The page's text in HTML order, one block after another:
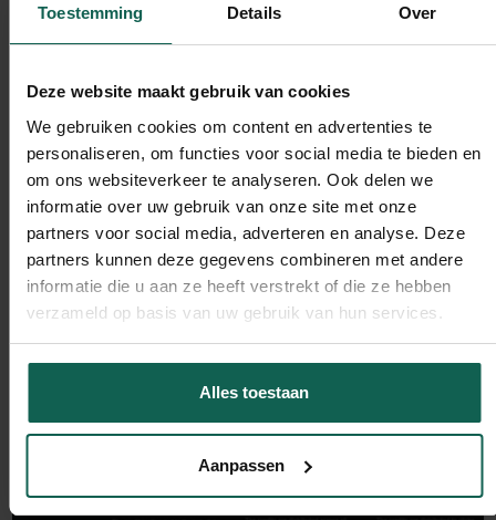
Toestemming Details Over
Deze website maakt gebruik van cookies
We gebruiken cookies om content en advertenties te
personaliseren, om functies voor social media te bieden en
om ons websiteverkeer te analyseren. Ook delen we
informatie over uw gebruik van onze site met onze
partners voor social media, adverteren en analyse. Deze
partners kunnen deze gegevens combineren met andere
informatie die u aan ze heeft verstrekt of die ze hebben
verzameld op basis van uw gebruik van hun services.
Alles toestaan
Aanpassen
Demand Generation Audit
Meer blog posts:
Executie